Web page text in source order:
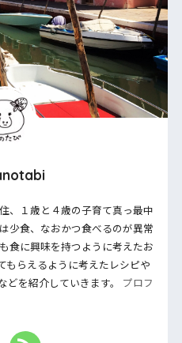
、１歳と４歳の子育て真っ最中
少食、なおかつ食べるのが異常
食に興味を持つように考えたお
もらえるように考えたレシピや
を紹介していきます。 プロフ